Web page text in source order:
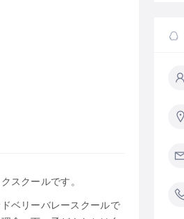
スクールです。
ベリーバレースクールで